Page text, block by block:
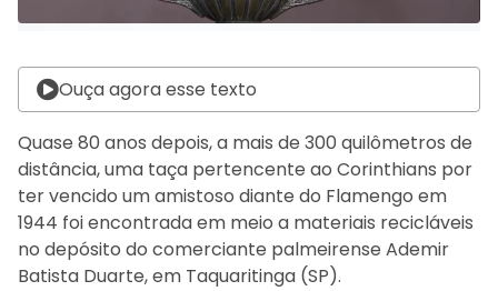
Ouça agora esse texto
Quase 80 anos depois, a mais de 300 quilômetros de
distância, uma taça pertencente ao Corinthians por
ter vencido um amistoso diante do Flamengo em
1944 foi encontrada em meio a materiais recicláveis
no depósito do comerciante palmeirense Ademir
Batista Duarte, em Taquaritinga (SP).